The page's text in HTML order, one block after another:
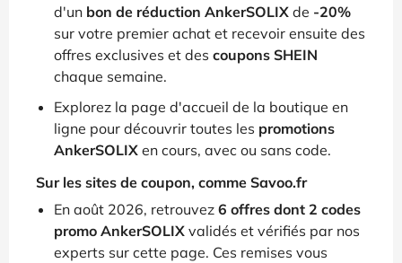
d'un bon de réduction AnkerSOLIX de -20%
sur votre premier achat et recevoir ensuite des
offres exclusives et des coupons SHEIN
chaque semaine.
Explorez la page d'accueil de la boutique en
ligne pour découvrir toutes les promotions
AnkerSOLIX en cours, avec ou sans code.
Sur les sites de coupon, comme Savoo.fr
En août 2026, retrouvez 6 offres dont 2 codes
promo AnkerSOLIX validés et vérifiés par nos
experts sur cette page. Ces remises vous